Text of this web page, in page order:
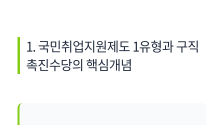
1. 국민취업지원제도 1유형과 구직
촉진수당의 핵심개념